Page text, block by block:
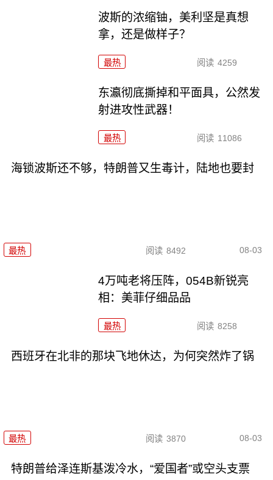
波斯的浓缩铀，美利坚是真想
拿，还是做样子？
最热 阅读 4259
东瀛彻底撕掉和平面具，公然发
射进攻性武器！
最热 阅读 11086
海锁波斯还不够，特朗普又生毒计，陆地也要封
最热 阅读 8492 08-03
4万吨老将压阵，054B新锐亮
相：美菲仔细品品
最热 阅读 8258
西班牙在北非的那块飞地休达，为何突然炸了锅
最热 阅读 3870 08-03
特朗普给泽连斯基泼冷水，“爱国者”或空头支票